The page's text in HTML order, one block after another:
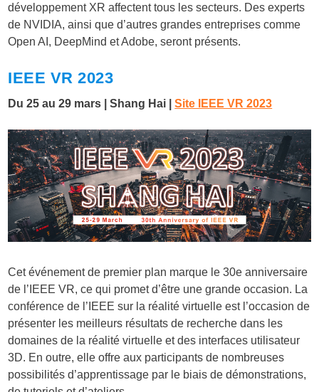
développement XR affectent tous les secteurs. Des experts
de NVIDIA, ainsi que d’autres grandes entreprises comme
Open AI, DeepMind et Adobe, seront présents.
IEEE VR 2023
Du 25 au 29 mars | Shang Hai |Site IEEE VR 2023
Cet événement de premier plan marque le 30e anniversaire
de l’IEEE VR, ce qui promet d’être une grande occasion. La
conférence de l’IEEE sur la réalité virtuelle est l’occasion de
présenter les meilleurs résultats de recherche dans les
domaines de la réalité virtuelle et des interfaces utilisateur
3D. En outre, elle offre aux participants de nombreuses
possibilités d’apprentissage par le biais de démonstrations,